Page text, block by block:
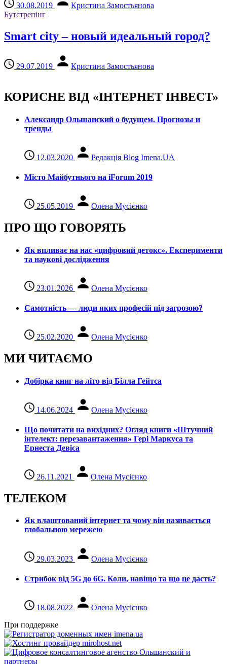
30.08.2019
Кристина Замостьянова
Бутстрепінг
Smart city – новый идеальный город?
29.07.2019 Кристина Замостьянова
КОРИСНЕ ВІД «ІНТЕРНЕТ ІНВЕСТ»
Александр Ольшанский о будущем. Прогнозы и
тренды
12.03.2020 Редакція Blog Imena.UA
Місто Майбутнього на iForum 2019
25.05.2019 Олена Мусієнко
ПРО ЩО ГОВОРЯТЬ
Як впливає на нас «цифровий детокс». Експерименти
та наукові дослідження
23.01.2026 Олена Мусієнко
Самотність — люди яких професій під загрозою?
25.02.2020 Олена Мусієнко
МИ ЧИТАЄМО
Добірка книг на літо від Білла Гейтса
14.06.2024 Олена Мусієнко
Що почитати на вихідних? Огляд книги «Штучний
інтелект: перезавантаження» Гері Маркуса та
Ернеста Девіса
26.11.2021 Олена Мусієнко
ТЕЛЕКОМ
Як влаштований інтернет та чому він називається
глобальною мережею
29.03.2023 Олена Мусієнко
Стрибок від 5G до 6G. Коли, навіщо та що це даcть?
18.08.2022
Олена Мусієнко
При поддержке